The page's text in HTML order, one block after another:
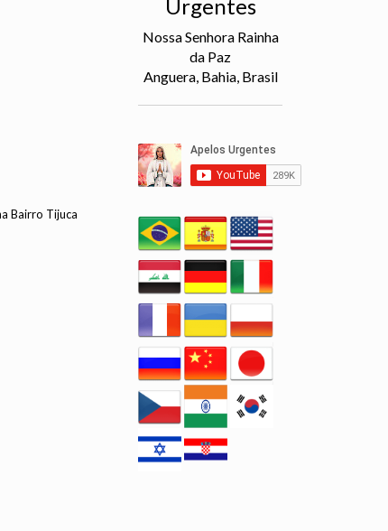
Bairro Tijuca
Urgentes
Nossa Senhora Rainha
da Paz
Anguera, Bahia, Brasil